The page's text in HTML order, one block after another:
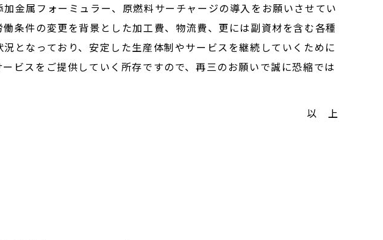
金属フォーミュラー、原燃料サーチャージの導入をお願いさせてい
件の変更を背景とした加工費、物流費、更には副資材を含む各種
なっており、安定した生産体制やサービスを継続していくために
スをご提供していく所存ですので、再三のお願いで誠に恐縮では
以 上